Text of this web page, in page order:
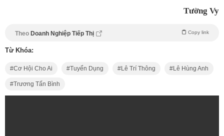
Tường Vy
Theo Doanh Nghiệp Tiếp Thị Copy link
Từ Khóa:
Cơ Hội Cho Ai Tuyển Dụng Lê Trí Thông Lê Hùng Anh
Trương Tấn Bình